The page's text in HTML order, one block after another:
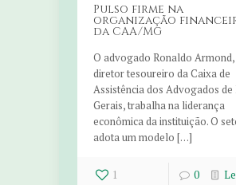
Pulso firme na
organização
da CAA/MG
O advogado Ronaldo Armond,
diretor tesoureiro da Caixa de
Assistência dos Advogados de
Gerais, trabalha na liderança
econômica da instituição. O
adota um modelo […]
1 0